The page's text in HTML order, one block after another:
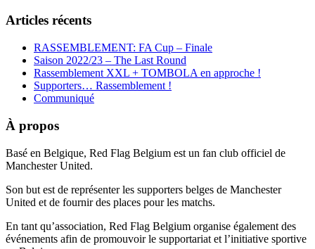
Articles récents
RASSEMBLEMENT: FA Cup – Finale
Saison 2022/23 – The Last Round
Rassemblement XXL + TOMBOLA en approche !
Supporters… Rassemblement !
Communiqué
À propos
Basé en Belgique, Red Flag Belgium est un fan club officiel de
Manchester United.
Son but est de représenter les supporters belges de Manchester
United et de fournir des places pour les matchs.
En tant qu’association, Red Flag Belgium organise également des
événements afin de promouvoir le supportariat et l’initiative sportive